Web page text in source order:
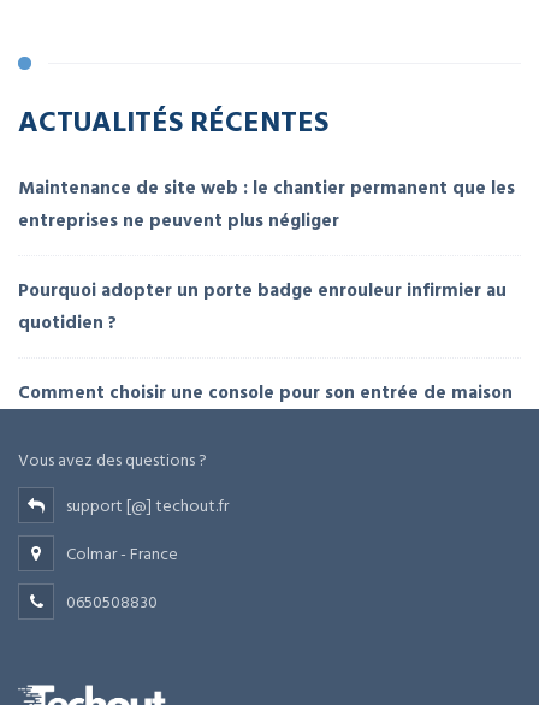
ACTUALITÉS RÉCENTES
Maintenance de site web : le chantier permanent que les
entreprises ne peuvent plus négliger
Pourquoi adopter un porte badge enrouleur infirmier au
quotidien ?
Comment choisir une console pour son entrée de maison
Vous avez des questions ?
support [@] techout.fr
Colmar - France
0650508830